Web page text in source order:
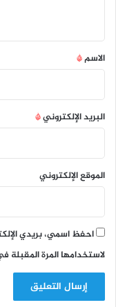
*
الاسم*
البريد الإلكتروني*
الموقع الإلكتروني
احفظ اسمي، بريدي
لاستخدامها المرة